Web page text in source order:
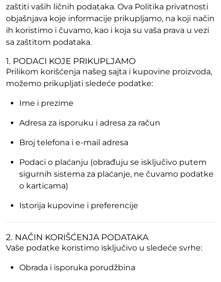
zaštiti vaših ličnih podataka. Ova Politika privatnosti
objašnjava koje informacije prikupljamo, na koji način
ih koristimo i čuvamo, kao i koja su vaša prava u vezi
sa zaštitom podataka.
1. PODACI KOJE PRIKUPLJAMO
Prilikom korišćenja našeg sajta i kupovine proizvoda,
možemo prikupljati sledeće podatke:
Ime i prezime
Adresa za isporuku i adresa za račun
Broj telefona i e-mail adresa
Podaci o plaćanju (obrađuju se isključivo putem
sigurnih sistema za plaćanje, ne čuvamo podatke
o karticama)
Istorija kupovine i preferencije
2. NAČIN KORIŠĆENJA PODATAKA
Vaše podatke koristimo isključivo u sledeće svrhe:
Obrada i isporuka porudžbina